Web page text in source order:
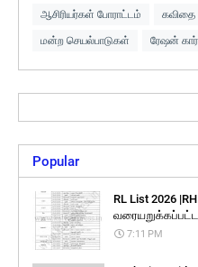
ஆசிரியர்கள் போராட்டம் கவிதை
மன்ற செயல்பாடுகள் ரேஷன்
Popular
RL List 2026
வரையறுக்கப்பட்ட
7:11 PM